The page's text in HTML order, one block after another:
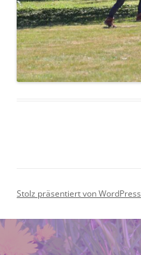
Stolz präsentiert von WordPress